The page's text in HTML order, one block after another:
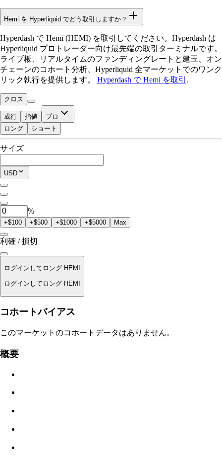
Hemi を Hyperliquid でどう取引しますか？
Hyperdash で Hemi (HEMI) を取引してください。Hyperdash は
Hyperliquid プロトレーダー向け最先端の取引ターミナルです。
ライブ板、リアルタイムのファンディングレートと建玉、オン
チェーンのコホート分析、Hyperliquid 全マーケットでのワンク
リック執行を提供します。
Hyperdash で Hemi を取引 .
クロス
成行 指値 プロ
取引可能残高
$0.00
現在のポジション
0 HEMI
ロング ショート
サイズ
USD
%
+$100 +$500 +$1000 +$5000 Max
利確 / 損切
ログインしてロング HEMI
ログインしてロング HEMI
清算価格
コホートバイアス
このマーケットのコホートデータはありません。
概要